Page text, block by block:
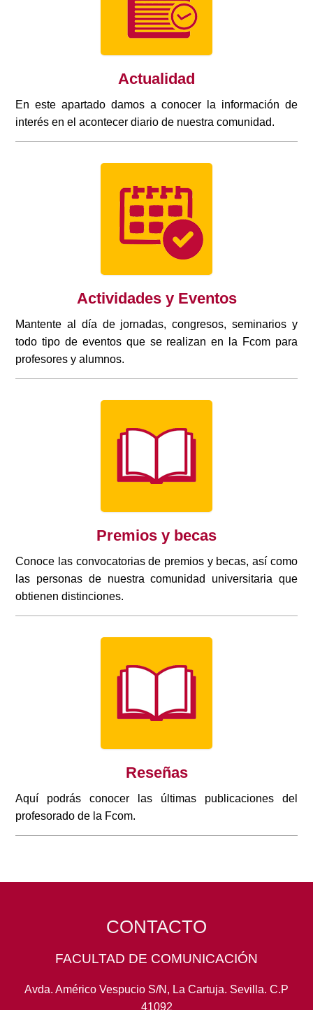
Actualidad
En este apartado damos a conocer la información de
interés en el acontecer diario de nuestra comunidad.
Actividades y Eventos
Mantente al día de jornadas, congresos, seminarios y
todo tipo de eventos que se realizan en la Fcom para
profesores y alumnos.
Premios y becas
Conoce las convocatorias de premios y becas, así como
las personas de nuestra comunidad universitaria que
obtienen distinciones.
Reseñas
Aquí podrás conocer las últimas publicaciones del
profesorado de la Fcom.
CONTACTO
FACULTAD DE COMUNICACIÓN
Avda. Américo Vespucio S/N, La Cartuja. Sevilla. C.P
41092